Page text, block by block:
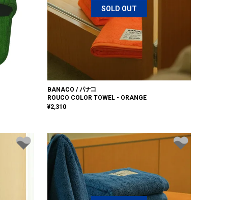
SOLD OUT
BANACO / バナコ
ROUCO COLOR TOWEL - ORANGE
¥2,310